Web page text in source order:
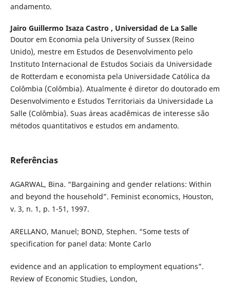
andamento.
Jairo Guillermo Isaza Castro , Universidad de La Salle
Doutor em Economia pela University of Sussex (Reino
Unido), mestre em Estudos de Desenvolvimento pelo
Instituto Internacional de Estudos Sociais da Universidade
de Rotterdam e economista pela Universidade Católica da
Colômbia (Colômbia). Atualmente é diretor do doutorado em
Desenvolvimento e Estudos Territoriais da Universidade La
Salle (Colômbia). Suas áreas acadêmicas de interesse são
métodos quantitativos e estudos em andamento.
Referências
AGARWAL, Bina. “Bargaining and gender relations: Within
and beyond the household”. Feminist economics, Houston,
v. 3, n. 1, p. 1-51, 1997.
ARELLANO, Manuel; BOND, Stephen. “Some tests of
specification for panel data: Monte Carlo
evidence and an application to employment equations”.
Review of Economic Studies, London,